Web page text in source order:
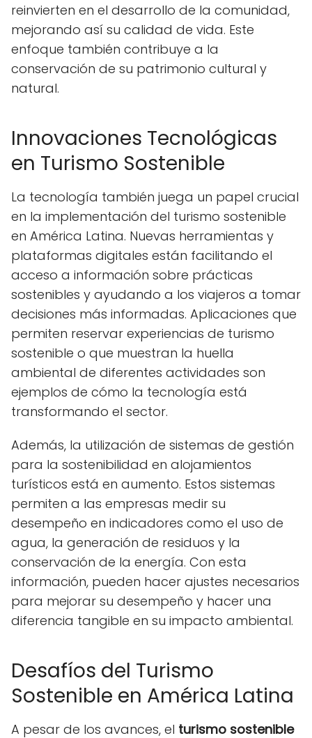
reinvierten en el desarrollo de la comunidad,
mejorando así su calidad de vida. Este
enfoque también contribuye a la
conservación de su patrimonio cultural y
natural.
Innovaciones Tecnológicas
en Turismo Sostenible
La tecnología también juega un papel crucial
en la implementación del turismo sostenible
en América Latina. Nuevas herramientas y
plataformas digitales están facilitando el
acceso a información sobre prácticas
sostenibles y ayudando a los viajeros a tomar
decisiones más informadas. Aplicaciones que
permiten reservar experiencias de turismo
sostenible o que muestran la huella
ambiental de diferentes actividades son
ejemplos de cómo la tecnología está
transformando el sector.
Además, la utilización de sistemas de gestión
para la sostenibilidad en alojamientos
turísticos está en aumento. Estos sistemas
permiten a las empresas medir su
desempeño en indicadores como el uso de
agua, la generación de residuos y la
conservación de la energía. Con esta
información, pueden hacer ajustes necesarios
para mejorar su desempeño y hacer una
diferencia tangible en su impacto ambiental.
Desafíos del Turismo
Sostenible en América Latina
A pesar de los avances, el turismo sostenible